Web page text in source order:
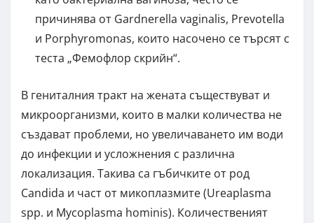
причинява от Gardnerella vaginalis, Prevotella
и Porphyromonas, които насочено се търсят с
теста „Фемофлор скрийн“.
В гениталния тракт на жената съществуват и
микроорганизми, които в малки количества не
създават проблеми, но увеличаването им води
до инфекции и усложнения с различна
локализация. Такива са гъбичките от род
Candida и част от микоплазмите (Ureaplasma
spp. и Mycoplasma hominis). Количественият